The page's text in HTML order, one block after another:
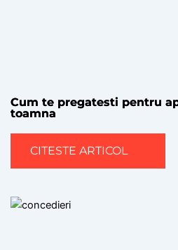
Cum te pregatesti pentru
toamna
CITESTE ARTICOL